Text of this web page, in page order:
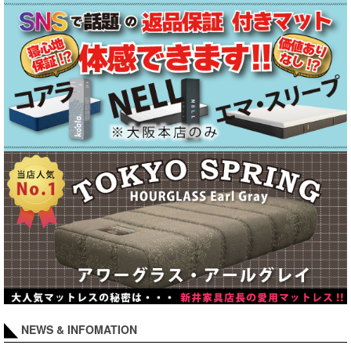
NEWS & INFOMATION